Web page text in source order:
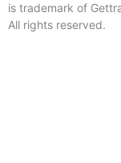
is trademark of
All rights reserved.